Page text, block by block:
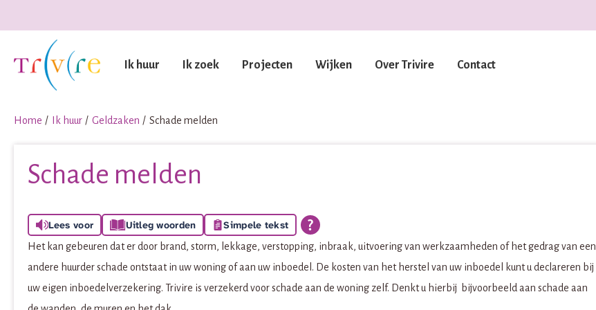
Naar de homepage
Ik huur Ik zoek Projecten Wijken Over Trivire Contact
Home Ik huur Geldzaken Schade melden
Schade melden
Lees voor Uitleg woorden Simpele tekst
Het kan gebeuren dat er door brand, storm, lekkage, verstopping, inbraak, uitvoering van werkzaamheden of het gedrag van een
andere huurder schade ontstaat in uw woning of aan uw inboedel. De kosten van het herstel van uw inboedel kunt u declareren bij
uw eigen inboedelverzekering. Trivire is verzekerd voor schade aan de woning zelf. Denkt u hierbij bijvoorbeeld aan schade aan